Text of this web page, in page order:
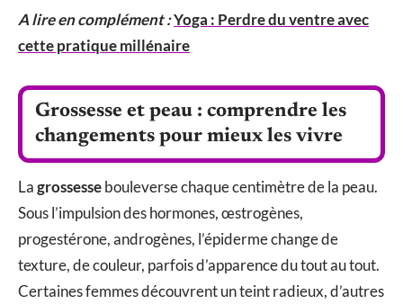
A lire en complément :Yoga : Perdre du ventre avec
cette pratique millénaire
Grossesse et peau : comprendre les
changements pour mieux les vivre
Lagrossessebouleverse chaque centimètre de la peau.
Sous l’impulsion des hormones, œstrogènes,
progestérone, androgènes, l’épiderme change de
texture, de couleur, parfois d’apparence du tout au tout.
Certaines femmes découvrent un teint radieux, d’autres